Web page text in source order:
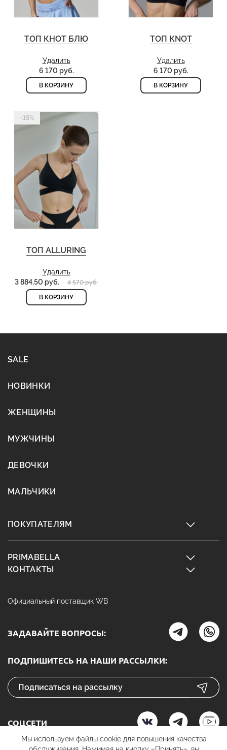
ТОП КНОТ БЛЮ
Удалить
6 170 руб.
В КОРЗИНУ
ТОП KNOT
Удалить
6 170 руб.
В КОРЗИНУ
-15%
ТОП ALLURING
Удалить
3 884,50 руб.
4 570 руб.
В КОРЗИНУ
SALE
НОВИНКИ
ЖЕНЩИНЫ
МУЖЧИНЫ
ДЕВОЧКИ
МАЛЬЧИКИ
ПОКУПАТЕЛЯМ
PRIMABELLA
КОНТАКТЫ
Официальный поставщик WB
ЗАДАВАЙТЕ ВОПРОСЫ:
ПОДПИШИТЕСЬ НА НАШИ РАССЫЛКИ:
СОЦСЕТИ
Мы используем файлы cookie для повышения качества